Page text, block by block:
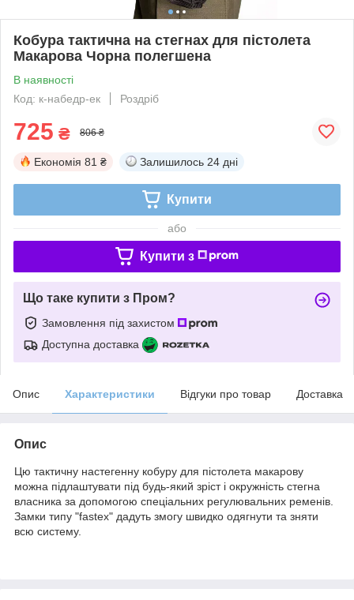
Кобура тактична на стегнах для пістолета
Макарова Чорна полегшена
В наявності
Код: к-набедр-ек
Роздріб
725 ₴ 806 ₴
Економія 81 ₴ Залишилось 24 дні
Купити
або
Купити з
Що таке купити з Пром?
Замовлення під захистом
Доступна доставка
Опис Характеристики Відгуки про товар Доставка
Опис
Цю тактичну настегенну кобуру для пістолета макарову
можна підлаштувати під будь-який зріст і окружність стегна
власника за допомогою спеціальних регулювальних ременів.
Замки типу "fastex" дадуть змогу швидко одягнути та зняти
всю систему.